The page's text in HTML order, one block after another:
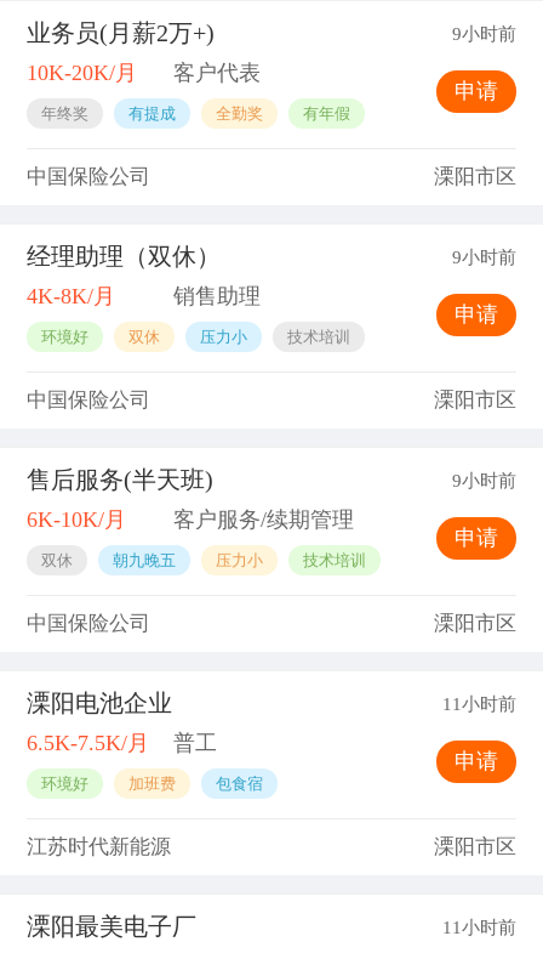
业务员(月薪2万+) 9小时前
10K-20K/月 客户代表
年终奖 有提成 全勤奖 有年假
申请
中国保险公司 溧阳市区
经理助理（双休） 9小时前
4K-8K/月 销售助理
环境好 双休 压力小 技术培训
申请
中国保险公司 溧阳市区
售后服务(半天班) 9小时前
6K-10K/月 客户服务/续期管理
双休 朝九晚五 压力小 技术培训
申请
中国保险公司 溧阳市区
溧阳电池企业 11小时前
6.5K-7.5K/月 普工
环境好 加班费 包食宿
申请
江苏时代新能源 溧阳市区
溧阳最美电子厂 11小时前